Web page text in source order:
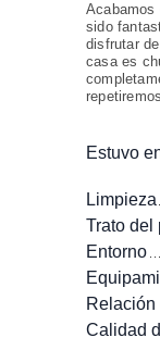
Acabamos
sido
disfrutar
casa es
Estuvo
Limpieza
Trato del
Entorno
Calidad